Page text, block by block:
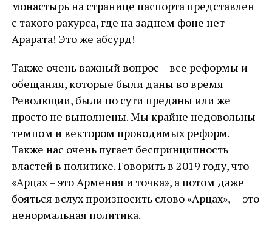
монастырь на странице паспорта представлен
с такого ракурса, где на заднем фоне нет
Арарата! Это же абсурд!
Также очень важный вопрос – все реформы и
обещания, которые были даны во время
Революции, были по сути преданы или же
просто не выполнены. Мы крайне недовольны
темпом и вектором проводимых реформ.
Также нас очень пугает беспринципность
властей в политике. Говорить в 2019 году, что
«Арцах – это Армения и точка», а потом даже
бояться вслух произносить слово «Арцах», — это
ненормальная политика.